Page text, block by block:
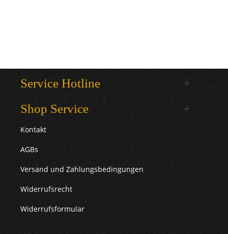
Service Hotline
Shop Service
Kontakt
AGBs
Versand und Zahlungsbedingungen
Widerrufsrecht
Widerrufsformular